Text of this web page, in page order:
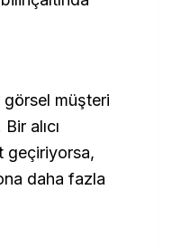
görsel müşteri
alıcı
geçiriyorsa,
daha fazla